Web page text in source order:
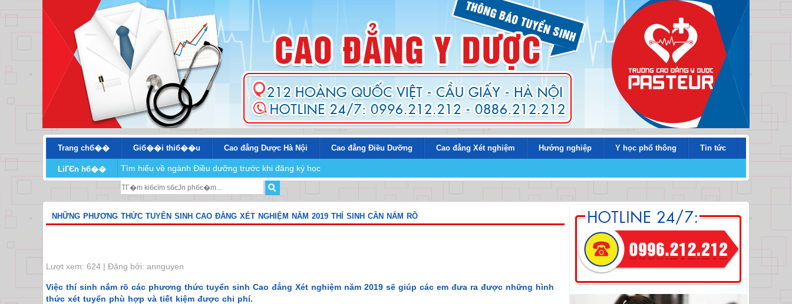
Trang chб�� Giб��i thiб��u Cao đẳng Dược Hà Nội Cao đẳng Điều Dưỡng Cao đẳng Xét nghiệm Hướng nghiệp Y học phổ thông Tin tức
LiГЄn hб�� Tìm hiểu về ngành Điều dưỡng trước khi đăng ký học
NHỮNG PHƯƠNG THỨC TUYỂN SINH CAO ĐẲNG XÉT NGHIỆM NĂM 2019 THÍ SINH CẦN NẮM RÕ
Lượt xem: 624 | Đăng bởi: annguyen
Việc thí sinh nắm rõ các phương thức tuyển sinh Cao đẳng Xét nghiệm năm 2019 sẽ giúp các em đưa ra được những hình
thức xét tuyển phù hợp và tiết kiệm được chi phí.